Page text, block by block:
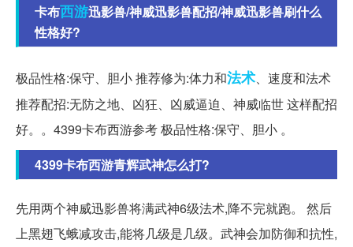
卡布西游迅影兽/神威迅影兽配招/神威迅影兽刷什么
性格好?
极品性格:保守、胆小 推荐修为:体力和法术、速度和法术
推荐配招:无防之地、凶狂、凶威逼迫、神威临世 这样配招
好。。4399卡布西游参考 极品性格:保守、胆小 。
4399卡布西游青辉武神怎么打?
先用两个神威迅影兽将满武神6级法术,降不完就跑。 然后
上黑翅飞蛾减攻击,能将几级是几级。武神会加防御和抗性,